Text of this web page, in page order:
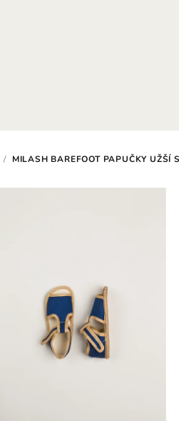
/ MILASH BAREFOOT PAPUČKY UŽŠÍ